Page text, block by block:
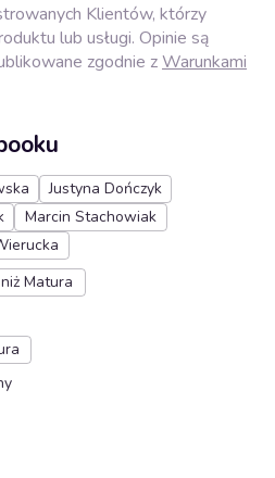
Klientów, którzy
lub usługi. Opinie są
zgodnie zWarunkami
Justyna Dończyk
Marcin Stachowiak
Matura